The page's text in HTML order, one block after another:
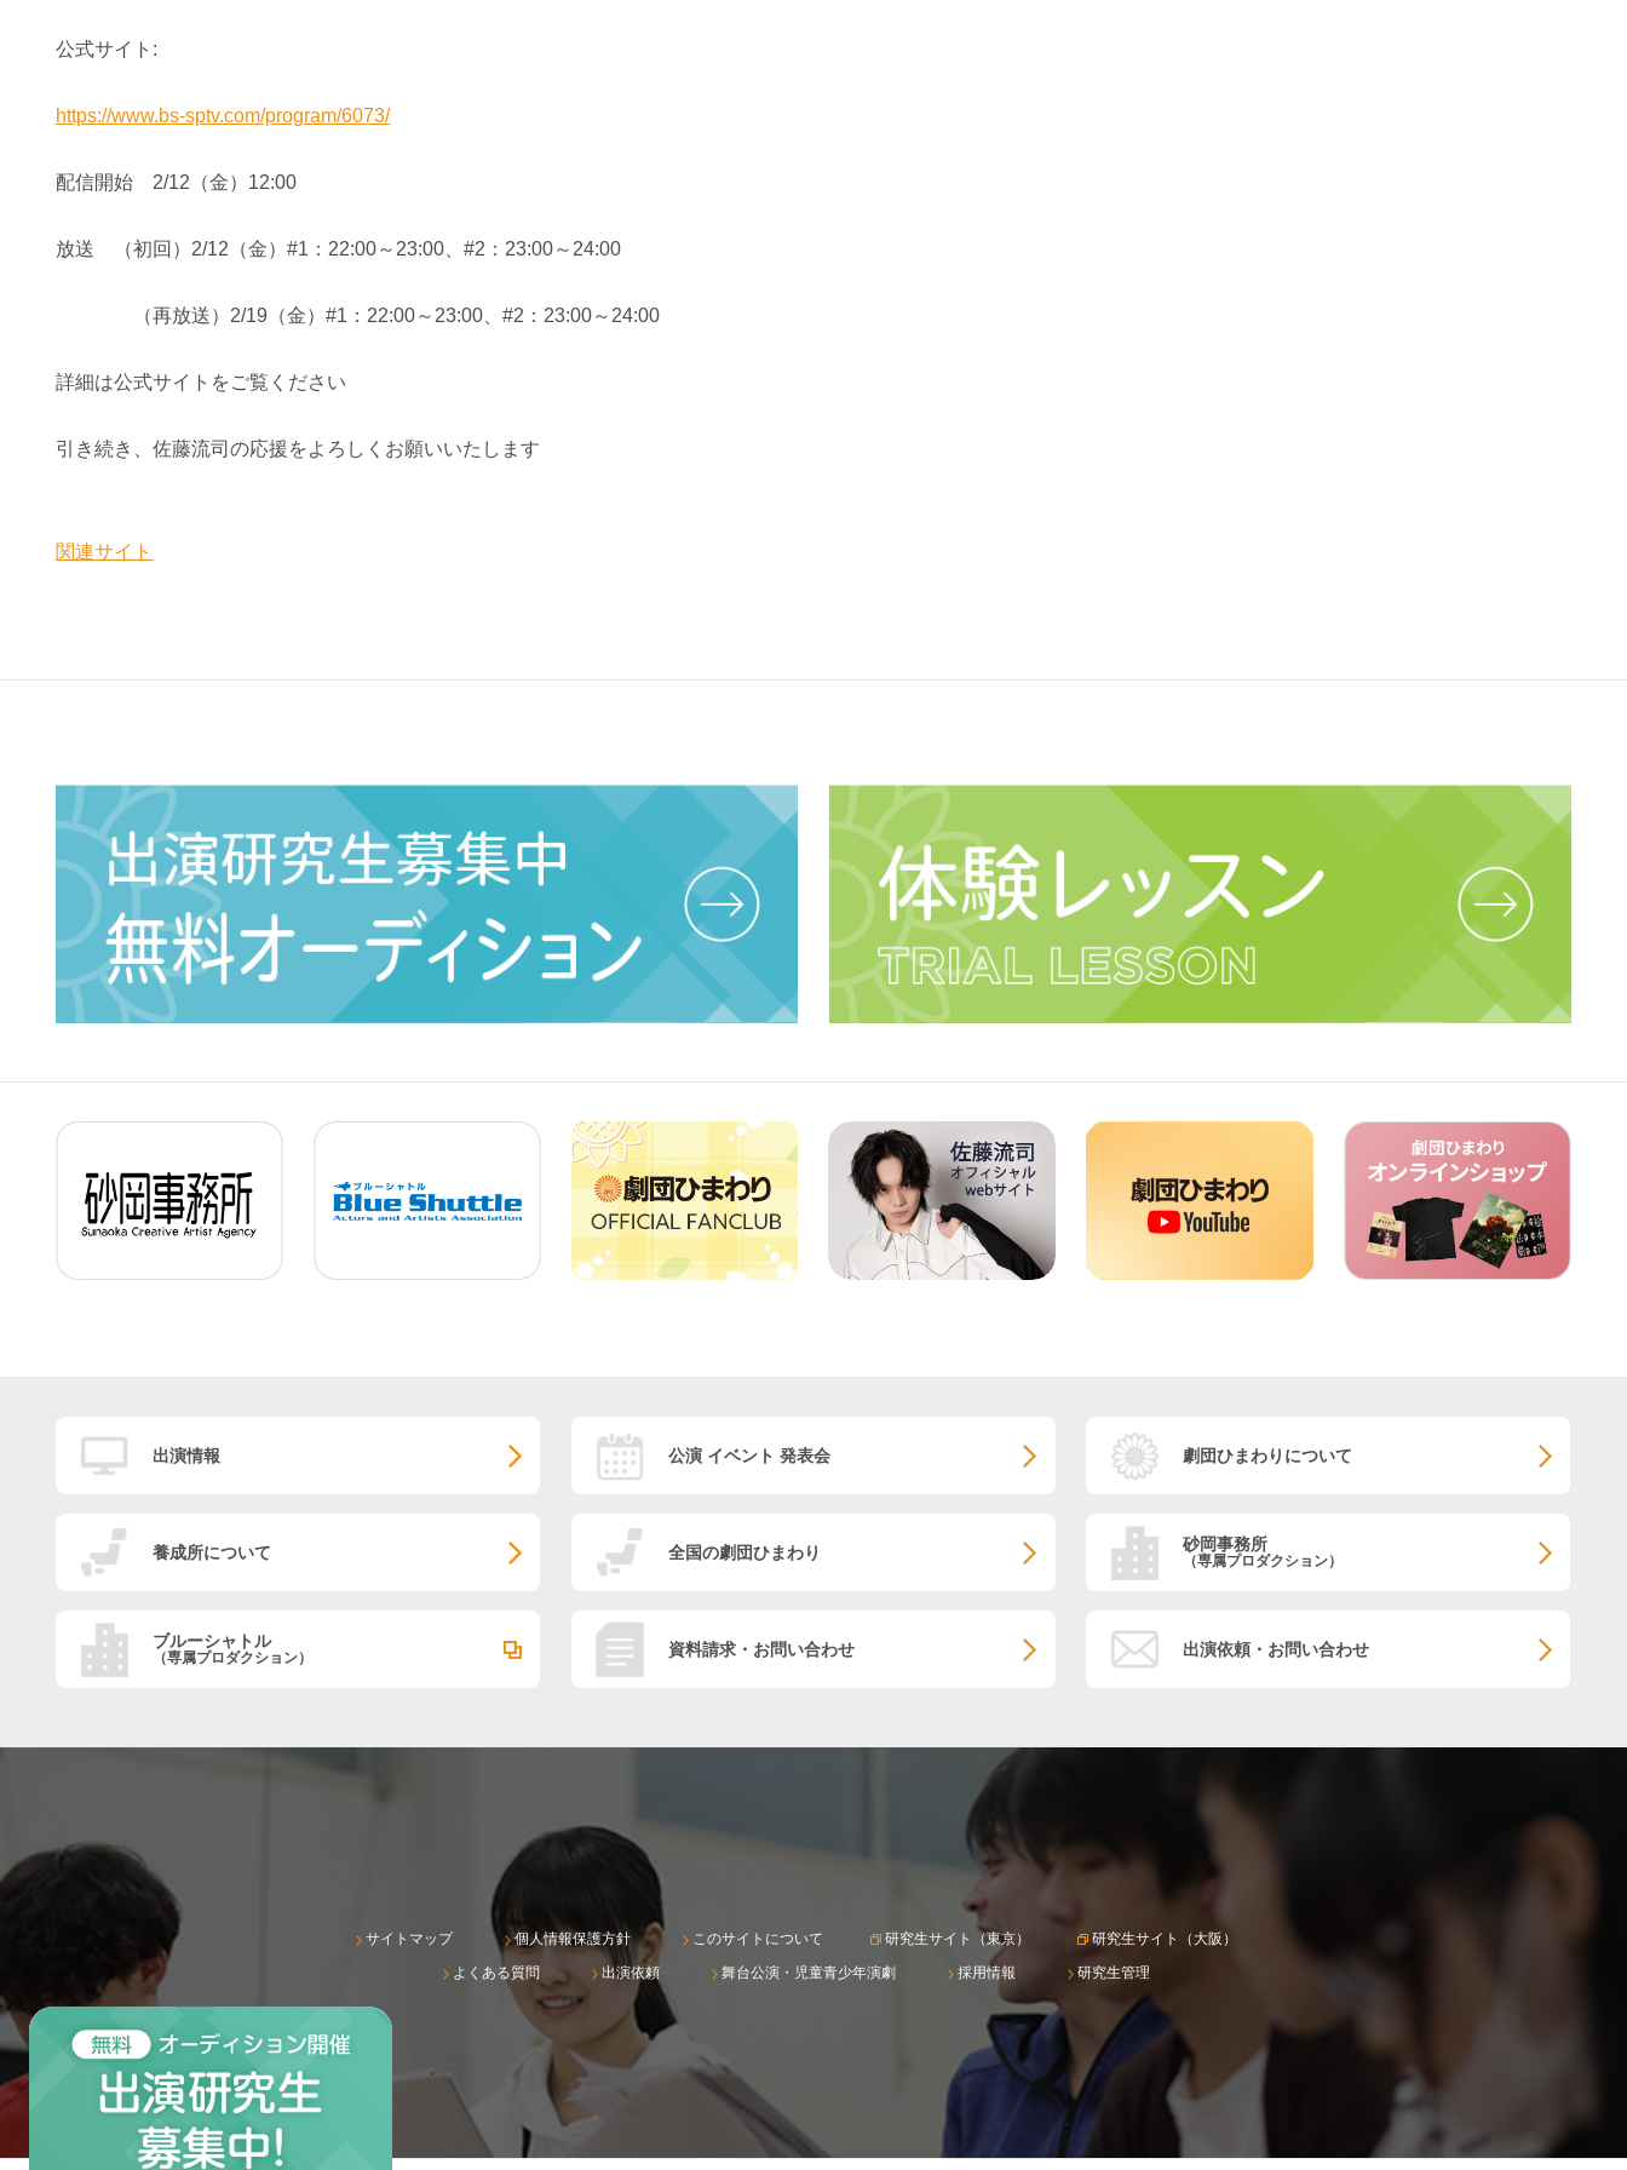
公式サイト:
https://www.bs-sptv.com/program/6073/
配信開始 2/12（金）12:00
放送 （初回）2/12（金）#1：22:00～23:00、#2：23:00～24:00
（再放送）2/19（金）#1：22:00～23:00、#2：23:00～24:00
詳細は公式サイトをご覧ください
引き続き、佐藤流司の応援をよろしくお願いいたします
関連サイト
出演情報 公演 イベント 発表会 劇団ひまわりについて
養成所について 全国の劇団ひまわり 砂岡事務所
（専属プロダクション）
ブルーシャトル
（専属プロダクション） 資料請求・お問い合わせ 出演依頼・お問い合わせ
サイトマップ 個人情報保護方針 このサイトについて 研究生サイト（東京）
研究生サイト（大阪）
よくある質問
出演依頼 舞台公演・児童青少年演劇 採用情報 研究生管理